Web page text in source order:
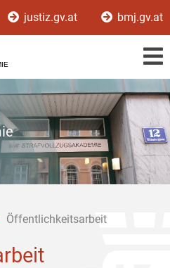
justiz.gv.at bmj.gv.at
Öffentlichkeitsarbeit